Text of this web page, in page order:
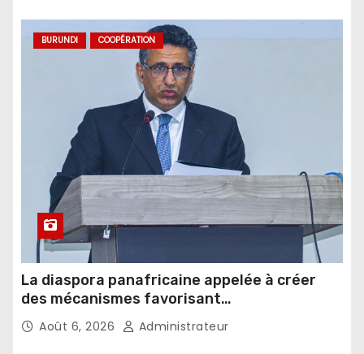
BURUNDI COOPÉRATION
La diaspora panafricaine appelée à créer
des mécanismes favorisant
l’investissement dans les pays d’origine
Août 6, 2026 Administrateur